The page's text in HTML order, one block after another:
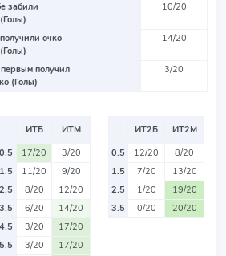
забили
(Голы)
10/20
очко
(Голы)
14/20
получил
(Голы)
3/20
ИТБ
ИТМ
0.5
17/20
3/20
1.5
11/20
9/20
2.5
8/20
12/20
3.5
6/20
14/20
4.5
3/20
17/20
5.5
3/20
17/20
ИТ2Б
ИТ2М
0.5
12/20
8/20
1.5
7/20
13/20
2.5
1/20
19/20
3.5
0/20 20/20